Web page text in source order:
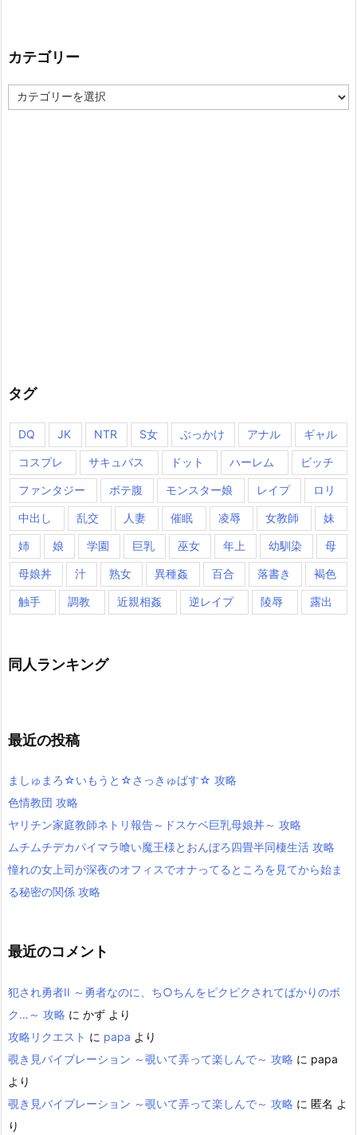
カテゴリー
テ
タグ
DQ JK NTR S女 ぶっかけ アナル ギャル
コスプレ サキュバス ドット ハーレム ビッチ
ファンタジー ボテ腹 モンスター娘 レイプ ロリ
中出し 乱交 人妻 催眠 凌辱 女教師 妹
姉 娘 学園 巨乳 巫女 年上 幼馴染 母
母娘丼 汁 熟女 異種姦 百合 落書き 褐色
触手 調教 近親相姦 逆レイプ 陵辱 露出
同人ランキング
最近の投稿
ましゅまろ☆いもうと☆さっきゅばす☆ 攻略
色情教団 攻略
ヤリチン家庭教師ネトリ報告～ドスケベ巨乳母娘丼～ 攻略
ムチムチデカパイマラ喰い魔王様とおんぼろ四畳半同棲生活 攻略
憧れの女上司が深夜のオフィスでオナってるところを見てから始ま
る秘密の関係 攻略
最近のコメント
犯され勇者II ～勇者なのに、ち○ちんをピクピクされてばかりのボ
ク…～ 攻略 に かず より
攻略リクエスト に papa より
覗き見バイブレーション ～覗いて弄って楽しんで～ 攻略 に papa
より
覗き見バイブレーション ～覗いて弄って楽しんで～ 攻略 に 匿名 よ
り